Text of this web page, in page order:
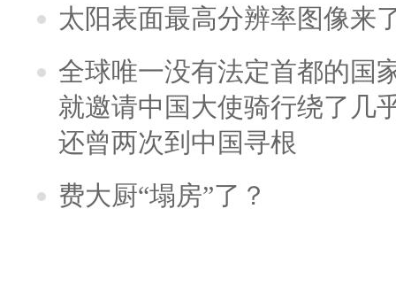
太阳表面最高分辨率图像来
全球唯一没有法定首都的国
就邀请中国大使骑行绕了几
还曾两次到中国寻根
费大厨“塌房”了？